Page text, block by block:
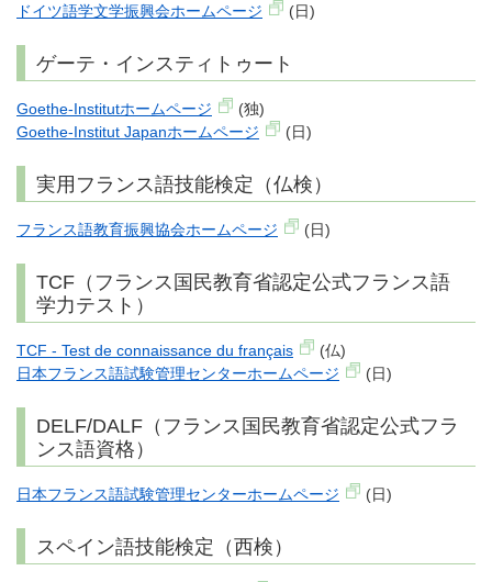
ドイツ語学文学振興会ホームページ (日)
ゲーテ・インスティトゥート
Goethe-Institutホームページ
(独)
Goethe-Institut Japanホームページ
(日)
実用フランス語技能検定（仏検）
フランス語教育振興協会ホームページ (日)
TCF（フランス国民教育省認定公式フランス語
学力テスト）
TCF - Test de connaissance du français
(仏)
日本フランス語試験管理センターホームページ
(日)
DELF/DALF（フランス国民教育省認定公式フラ
ンス語資格）
日本フランス語試験管理センターホームページ (日)
スペイン語技能検定（西検）